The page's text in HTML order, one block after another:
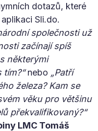
dotazů, které
Sli.do.
společnosti už
začínají spíš
některými
tím?“nebo „Patří
železa? Kam se
věku pro většinu
překvalifikovaný?“
LMC Tomáš